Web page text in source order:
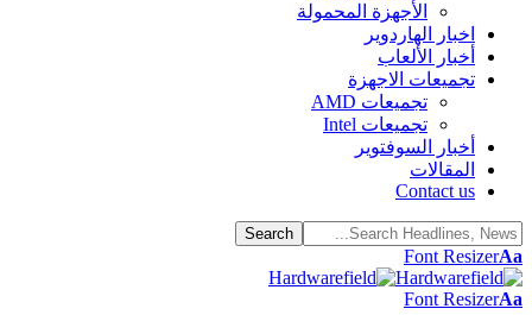
الأجهزة المحمولة
اخبار الهاردوير
أخبار الألعاب
تجميعات الاجهزة
تجميعات AMD
تجميعات Intel
أخبار السوفتوير
المقالات
Contact us
Font ResizerAa
Font ResizerAa